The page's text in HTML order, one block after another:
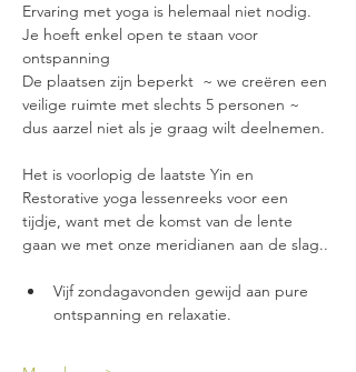
Ervaring met yoga is helemaal niet nodig.
Je hoeft enkel open te staan voor
ontspanning
De plaatsen zijn beperkt  ~ we creëren een
veilige ruimte met slechts 5 personen ~
dus aarzel niet als je graag wilt deelnemen.
Het is voorlopig de laatste Yin en
Restorative yoga lessenreeks voor een
tijdje, want met de komst van de lente
gaan we met onze meridianen aan de slag..
Vijf zondagavonden gewijd aan pure
ontspanning en relaxatie.